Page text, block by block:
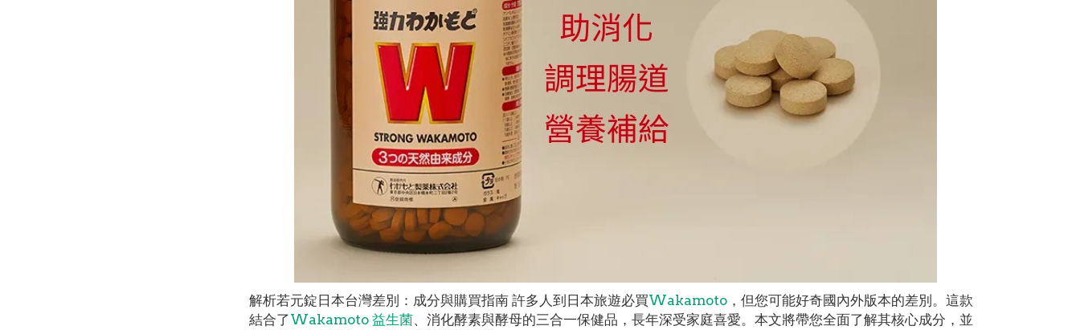
解析若元錠日本台灣差別：成分與購買指南 許多人到日本旅遊必買Wakamoto ，但您可能好奇國內外版本的差別。這款
結合了Wakamoto 益生菌、消化酵素與酵母的三合一保健品，長年深受家庭喜愛。本文將帶您全面了解其核心成分，並